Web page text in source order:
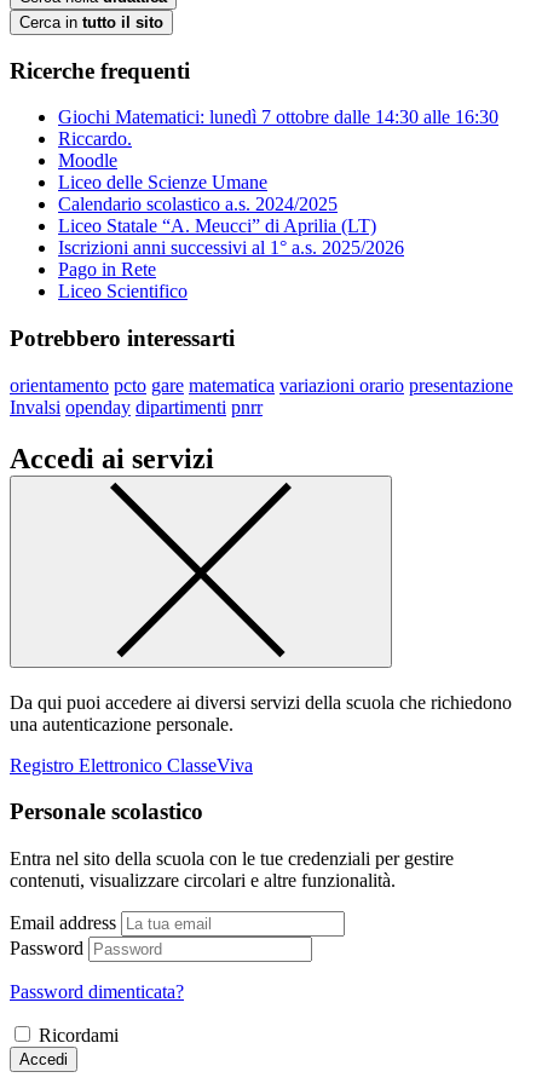
Cerca in tutto il sito
Ricerche frequenti
Giochi Matematici: lunedì 7 ottobre dalle 14:30 alle 16:30
Riccardo.
Moodle
Liceo delle Scienze Umane
Calendario scolastico a.s. 2024/2025
Liceo Statale “A. Meucci” di Aprilia (LT)
Iscrizioni anni successivi al 1° a.s. 2025/2026
Pago in Rete
Liceo Scientifico
Potrebbero interessarti
orientamento pcto gare matematica variazioni orario presentazione
Invalsi openday dipartimenti pnrr
Accedi ai servizi
Da qui puoi accedere ai diversi servizi della scuola che richiedono
una autenticazione personale.
Registro Elettronico ClasseViva
Personale scolastico
Entra nel sito della scuola con le tue credenziali per gestire
contenuti, visualizzare circolari e altre funzionalità.
Email address
Password
Password dimenticata?
Ricordami
Accedi